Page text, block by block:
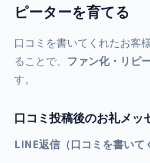
ピーターを育てる
口コミを書いてくれたお客
ることで、 ファン化・リピ
す。
口コミ投稿後のお礼メッ
LINE返信（口コミを書いて